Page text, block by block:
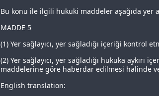
Bu konu ile ilgili hukuki maddeler aşağıda yer
MADDE 5
(1) Yer sağlayıcı, yer sağladığı içeriği kontrol
(2) Yer sağlayıcı, yer sağladığı hukuka
maddelerine göre haberdar edilmesi halinde
English translation: